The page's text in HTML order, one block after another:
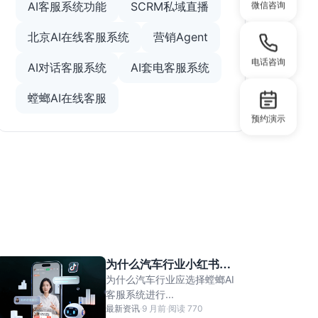
AI客服系统功能 SCRM私域直播
北京AI在线客服系统 营销Agent
AI对话客服系统 AI套电客服系统
螳螂AI在线客服
为什么汽车行业小红书私
信对接用螳螂AI客服系
统？
为什么汽车行业应选择螳螂AI
客服系统进行...
最新资讯·9 月前·阅读 770
微信咨询
电话咨询
预约演示